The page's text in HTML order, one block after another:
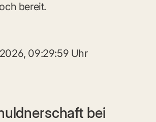
bereit.
09:29:59 Uhr
bei